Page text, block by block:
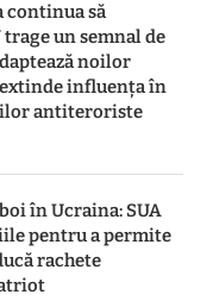
continua să
trage un semnal de
noilor
influența în
antiteroriste
în Ucraina: SUA
pentru a permite
rachete